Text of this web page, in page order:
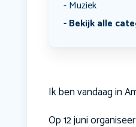
Muziek
Bekijk alle
Ik ben vandaag in
Op 12 juni